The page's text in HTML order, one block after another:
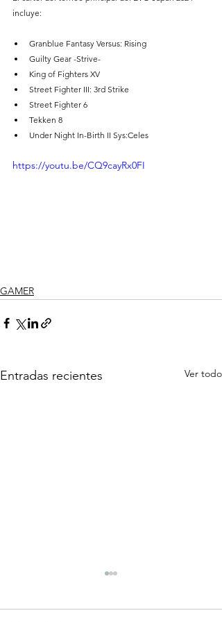
incluye:
Granblue Fantasy Versus: Rising
Guilty Gear -Strive-
King of Fighters XV
Street Fighter III: 3rd Strike
Street Fighter 6
Tekken 8
Under Night In-Birth II Sys:Celes
https://youtu.be/CQ9cayRx0FI
GAMER
Entradas recientes Ver todo